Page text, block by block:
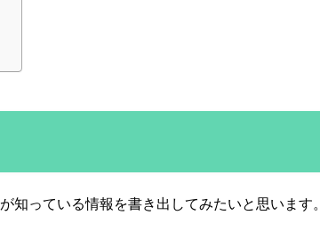
知っている情報を書き出してみたいと思います。